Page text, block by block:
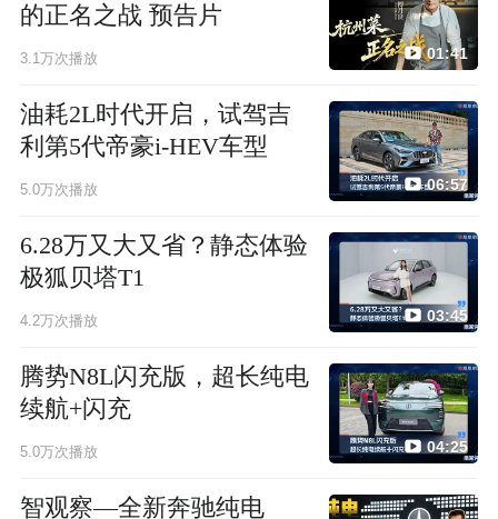
的正名之战 预告片
3.1万次播放 01:41
油耗2L时代开启，试驾吉
利第5代帝豪i-HEV车型
5.0万次播放 06:57
6.28万又大又省？静态体验
极狐贝塔T1
4.2万次播放 03:45
腾势N8L闪充版，超长纯电
续航+闪充
5.0万次播放 04:25
智观察—全新奔驰纯电